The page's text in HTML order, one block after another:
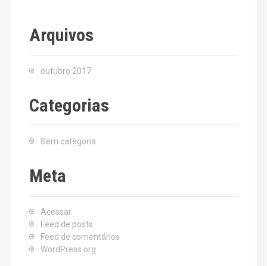
Arquivos
outubro 2017
Categorias
Sem categoria
Meta
Acessar
Feed de posts
Feed de comentários
WordPress.org